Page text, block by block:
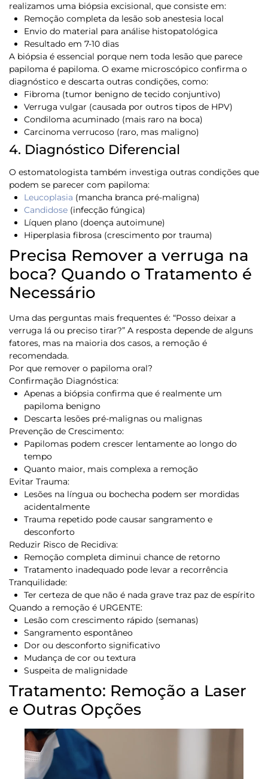
realizamos uma biópsia excisional, que consiste em:
Remoção completa da lesão sob anestesia local
Envio do material para análise histopatológica
Resultado em 7-10 dias
A biópsia é essencial porque nem toda lesão que parece
papiloma é papiloma. O exame microscópico confirma o
diagnóstico e descarta outras condições, como:
Fibroma (tumor benigno de tecido conjuntivo)
Verruga vulgar (causada por outros tipos de HPV)
Condiloma acuminado (mais raro na boca)
Carcinoma verrucoso (raro, mas maligno)
4. Diagnóstico Diferencial
O estomatologista também investiga outras condições que
podem se parecer com papiloma:
Leucoplasia (mancha branca pré-maligna)
Candidose (infecção fúngica)
Líquen plano (doença autoimune)
Hiperplasia fibrosa (crescimento por trauma)
Precisa Remover a verruga na
boca? Quando o Tratamento é
Necessário
Uma das perguntas mais frequentes é: “Posso deixar a
verruga lá ou preciso tirar?” A resposta depende de alguns
fatores, mas na maioria dos casos, a remoção é
recomendada.
Por que remover o papiloma oral?
Confirmação Diagnóstica:
Apenas a biópsia confirma que é realmente um
papiloma benigno
Descarta lesões pré-malignas ou malignas
Prevenção de Crescimento:
Papilomas podem crescer lentamente ao longo do
tempo
Quanto maior, mais complexa a remoção
Evitar Trauma:
Lesões na língua ou bochecha podem ser mordidas
acidentalmente
Trauma repetido pode causar sangramento e
desconforto
Reduzir Risco de Recidiva:
Remoção completa diminui chance de retorno
Tratamento inadequado pode levar a recorrência
Tranquilidade:
Ter certeza de que não é nada grave traz paz de espírito
Quando a remoção é URGENTE:
Lesão com crescimento rápido (semanas)
Sangramento espontâneo
Dor ou desconforto significativo
Mudança de cor ou textura
Suspeita de malignidade
Tratamento: Remoção a Laser
e Outras Opções